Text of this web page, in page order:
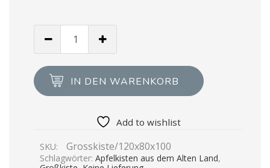
120
x
cm
IN DEN WARENKORB
Add to wishlist
SKU: Grosskiste/120x80x100
Schlagwörter: Apfelkisten aus dem Alten Land,